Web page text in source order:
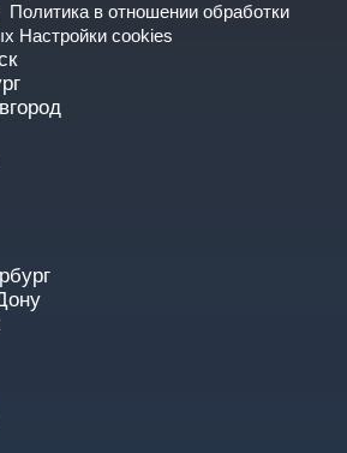
Политика в отношении обработки
Настройки cookies